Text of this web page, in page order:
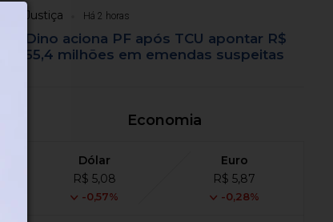
Justiça Há 2 horas
Dino aciona PF após TCU apontar R$
55,4 milhões em emendas suspeitas
Economia
Dólar
R$ 5,08
-0,57%
Euro
R$ 5,87
-0,28%